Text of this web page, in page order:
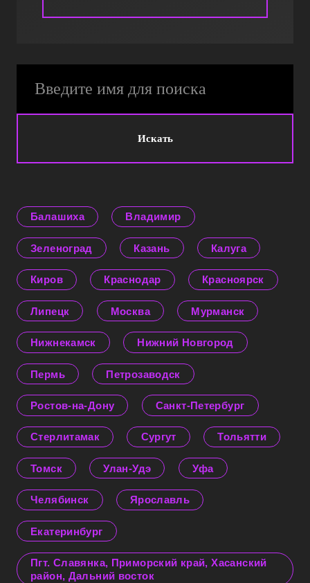
Искать
Балашиха Владимир
Зеленоград Казань Калуга
Киров Краснодар Красноярск
Липецк Москва Мурманск
Нижнекамск Нижний Новгород
Пермь Петрозаводск
Ростов-на-Дону Санкт-Петербург
Стерлитамак Сургут Тольятти
Томск Улан-Удэ Уфа
Челябинск Ярославль
Екатеринбург
Пгт. Славянка, Приморский край, Хасанский
район, Дальний восток